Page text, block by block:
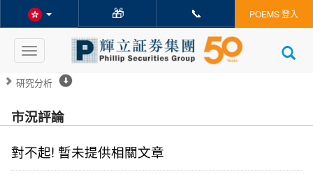
🎁 📞 POEMS 登入
Toggle
navigation
研究分析
市況評論
對不起! 暫未提供相關文章